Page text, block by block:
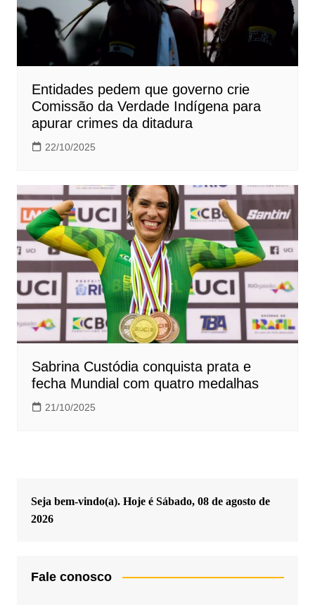
Entidades pedem que governo crie
Comissão da Verdade Indígena para
apurar crimes da ditadura
22/10/2025
Sabrina Custódia conquista prata e
fecha Mundial com quatro medalhas
21/10/2025
Seja bem-vindo(a). Hoje é Sábado, 08 de agosto de
2026
Fale conosco